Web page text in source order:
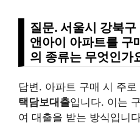
질문. 서울시 강북
앤아이 아파트를 구
의 종류는 무엇인가
답변. 아파트 구매 시 주로
택담보대출입니다. 이는
여 대출을 받는 방식입니